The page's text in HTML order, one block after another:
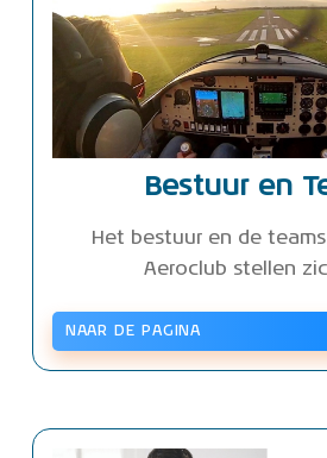
Bestuur en
Het bestuur en de
Aeroclub stellen
NAAR DE PAGINA